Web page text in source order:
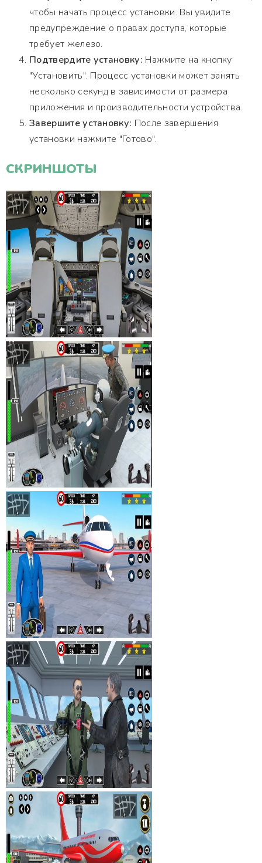
чтобы начать процесс установки. Вы увидите
предупреждение о правах доступа, которые
требует железо.
Подтвердите установку: Нажмите на кнопку
"Установить". Процесс установки может занять
несколько секунд в зависимости от размера
приложения и производительности устройства.
Завершите установку: После завершения
установки нажмите "Готово".
СКРИНШОТЫ